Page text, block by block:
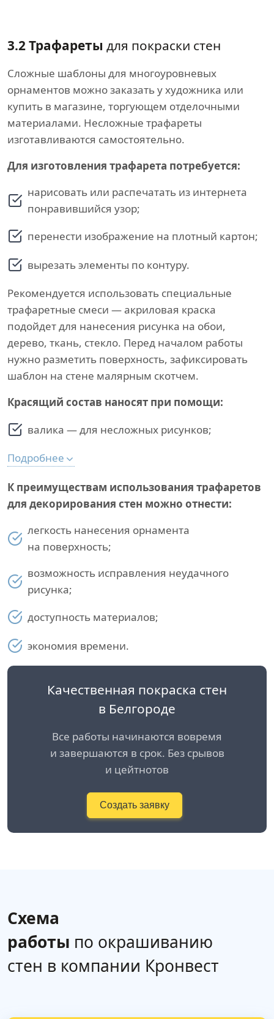
3.2 Трафареты для покраски стен
Сложные шаблоны для многоуровневых
орнаментов можно заказать у художника или
купить в магазине, торгующем отделочными
материалами. Несложные трафареты
изготавливаются самостоятельно.
Для изготовления трафарета потребуется:
нарисовать или распечатать из интернета
понравившийся узор;
перенести изображение на плотный картон;
вырезать элементы по контуру.
Рекомендуется использовать специальные
трафаретные смеси — акриловая краска
подойдет для нанесения рисунка на обои,
дерево, ткань, стекло. Перед началом работы
нужно разметить поверхность, зафиксировать
шаблон на стене малярным скотчем.
Красящий состав наносят при помощи:
валика — для несложных рисунков;
Подробнее
К преимуществам использования трафаретов
для декорирования стен можно отнести:
легкость нанесения орнамента
на поверхность;
возможность исправления неудачного
рисунка;
доступность материалов;
экономия времени.
Качественная покраска стен
в Белгородe
Все работы начинаются вовремя
и завершаются в срок. Без срывов
и цейтнотов
Создать заявку
Схема
работы по окрашиванию
стен в компании Кронвест